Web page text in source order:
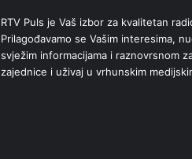
RTV Puls je Vaš izbor za kvalitetan
Prilagođavamo se Vašim interesima,
svježim informacijama i raznovrsnom
zajednice i uživaj u vrhunskim